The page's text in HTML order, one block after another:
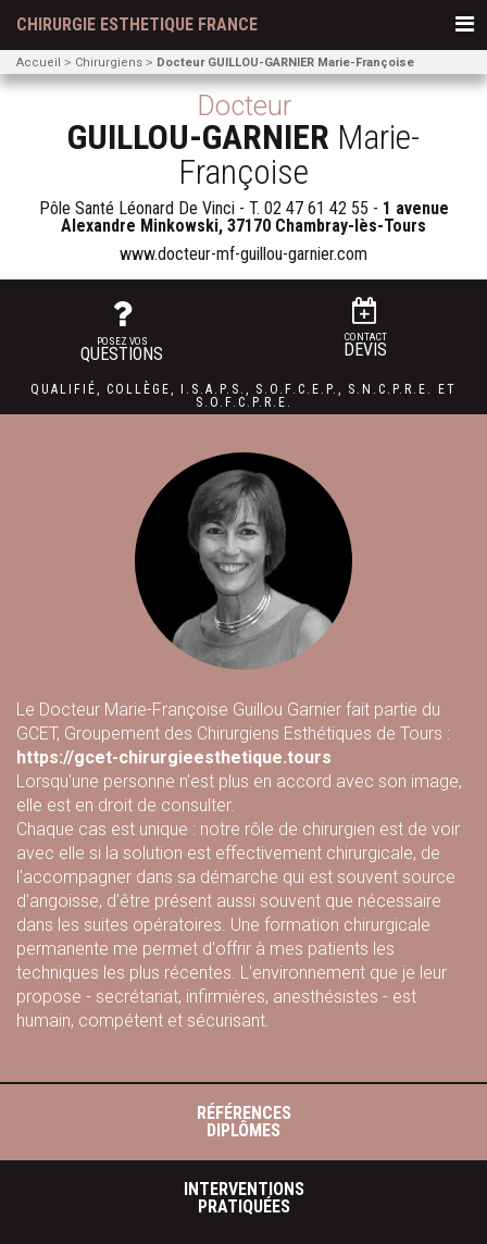
CHIRURGIE ESTHETIQUE FRANCE
Accueil Chirurgiens Docteur GUILLOU-GARNIER Marie-Françoise
Docteur
GUILLOU-GARNIER Marie-
Françoise
Pôle Santé Léonard De Vinci - T. 02 47 61 42 55 - 1 avenue
Alexandre Minkowski, 37170 Chambray-lès-Tours
www.docteur-mf-guillou-garnier.com
POSEZ VOS
QUESTIONS
CONTACT
DEVIS
QUALIFIÉ, COLLÈGE, I.S.A.P.S. , S.O.F.C.E.P., S.N.C.P.R.E.
ET
S.O.F.C.P.R.E.
Le Docteur Marie-Françoise Guillou Garnier fait partie du
GCET, Groupement des Chirurgiens Esthétiques de Tours :
https://gcet-chirurgieesthetique.tours
Lorsqu'une personne n'est plus en accord avec son image,
elle est en droit de consulter.
Chaque cas est unique : notre rôle de chirurgien est de voir
avec elle si la solution est effectivement chirurgicale, de
l'accompagner dans sa démarche qui est souvent source
d'angoisse, d'être présent aussi souvent que nécessaire
dans les suites opératoires. Une formation chirurgicale
permanente me permet d'offrir à mes patients les
techniques les plus récentes. L'environnement que je leur
propose - secrétariat, infirmières, anesthésistes - est
humain, compétent et sécurisant.
RÉFÉRENCES
DIPLÔMES
INTERVENTIONS
PRATIQUÉES